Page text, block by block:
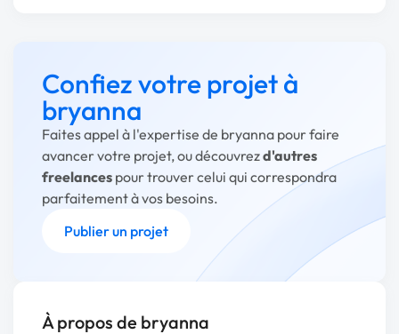
Confiez votre projet à
bryanna
Faites appel à l'expertise de bryanna pour faire
avancer votre projet, ou découvrezd'autres
freelances pour trouver celui qui correspondra
parfaitement à vos besoins.
Publier un projet
À propos de bryanna